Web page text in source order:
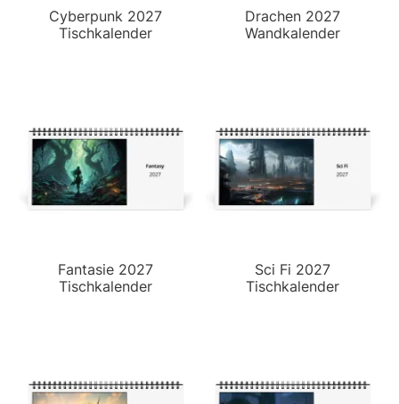
Cyberpunk 2027
Tischkalender
Drachen 2027
Wandkalender
Fantasie 2027
Tischkalender
Sci Fi 2027
Tischkalender